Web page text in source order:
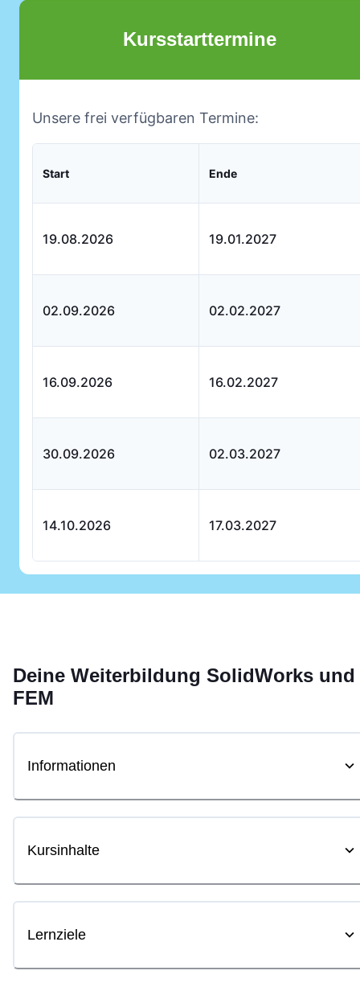
Kursstarttermine
Unsere frei verfügbaren Termine:
Start Ende
19.08.2026 19.01.2027
02.09.2026 02.02.2027
16.09.2026 16.02.2027
30.09.2026 02.03.2027
14.10.2026 17.03.2027
Deine Weiterbildung SolidWorks und
FEM
Informationen
Kursinhalte
Lernziele